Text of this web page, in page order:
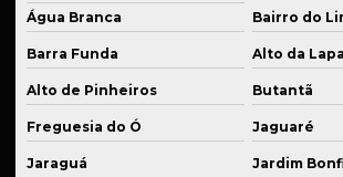
Fornecedor de molas para suspensão esportiva
Fornecedor de peças industriais plásticas
Fornecedor de peças em latão industrial
Fornecedor de peças de reposição industrial
Fornecedor de serviços de soldagem técnica
Água Branca
Bairro do
Barra Funda Alto da Lapa
Alto de Pinheiros Butantã
Freguesia do Ó Jaguaré
Jaraguá Jardim